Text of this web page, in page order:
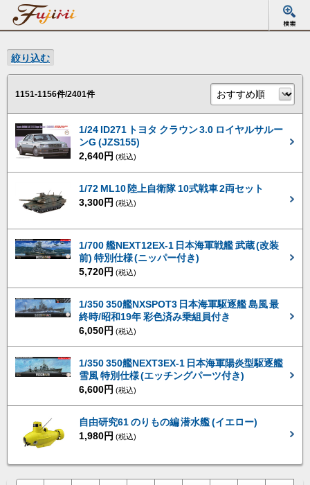
絞り込む
1151-1156件/2401件
1/24 ID271 トヨタ クラウン 3.0 ロイヤルサルー
ンG (JZS155)
2,640円 (税込)
1/72 ML10 陸上自衛隊 10式戦車 2両セット
3,300円 (税込)
1/700 艦NEXT12EX-1 日本海軍戦艦 武蔵 (改装
前) 特別仕様 (ニッパー付き)
5,720円 (税込)
1/350 350艦NXSPOT3 日本海軍駆逐艦 島風 最
終時/昭和19年 彩色済み乗組員付き
6,050円 (税込)
1/350 350艦NEXT3EX-1 日本海軍陽炎型駆逐艦
雪風 特別仕様 (エッチングパーツ付き)
6,600円 (税込)
自由研究61 のりもの編 潜水艦 (イエロー)
1,980円 (税込)